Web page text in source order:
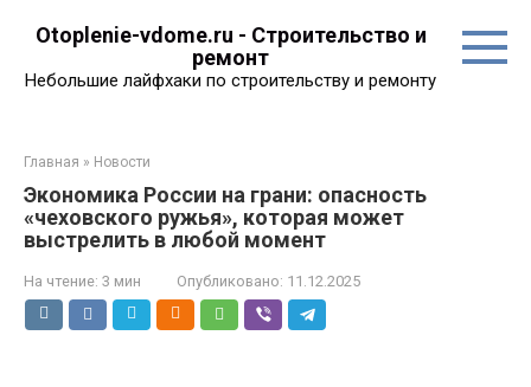
Otoplenie-vdome.ru - Строительство и
ремонт
Небольшие лайфхаки по строительству и ремонту
Главная » Новости
Экономика России на грани: опасность
«чеховского ружья», которая может
выстрелить в любой момент
На чтение: 3 мин Опубликовано: 11.12.2025